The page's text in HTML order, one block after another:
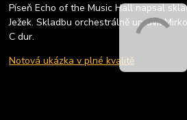
Píseň Echo of the Music Hall napsal
Ježek. Skladbu orchestrálně upravil
C dur.
Notová ukázka v plné kvalitě